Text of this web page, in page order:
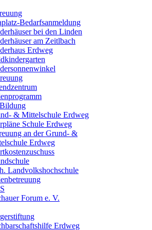
Bedarfsanmeldung
bei den Linden
am Zeitlbach
Erdweg
& Mittelschule Erdweg
Schule Erdweg
an der Grund- &
Erdweg
Landvolkshochschule
Forum e. V.
Erdweg